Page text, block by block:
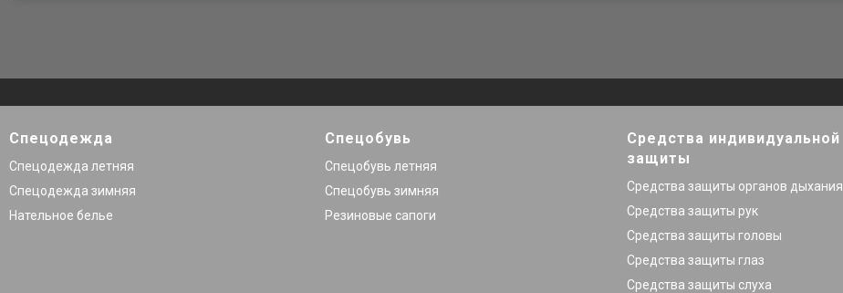
Спецодежда
Спецодежда летняя
Спецодежда зимняя
Нательное белье
Спецобувь
Спецобувь летняя
Спецобувь зимняя
Резиновые сапоги
Средства индивидуальной
защиты
Средства защиты органов дыхания
Средства защиты рук
Средства защиты головы
Средства защиты глаз
Средства защиты слуха